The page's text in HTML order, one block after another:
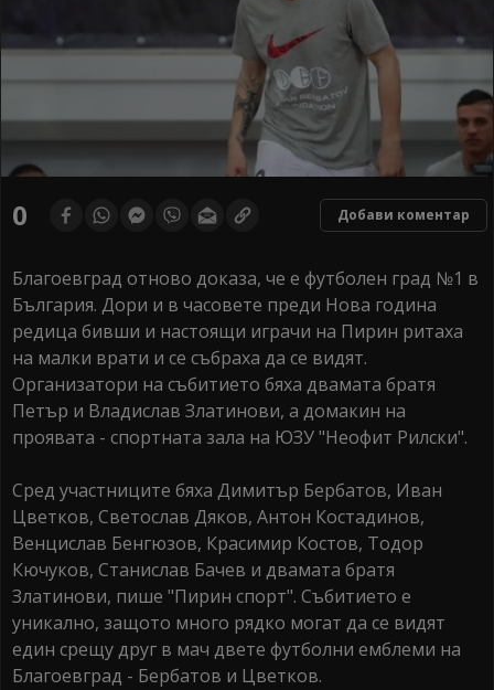
0 Добави коментар
Благоевград отново доказа, че е футболен град №1 в
България. Дори и в часовете преди Нова година
редица бивши и настоящи играчи на Пирин ритаха
на малки врати и се събраха да се видят.
Организатори на събитието бяха двамата братя
Петър и Владислав Златинови, а домакин на
проявата - спортната зала на ЮЗУ "Неофит Рилски".
Сред участниците бяха Димитър Бербатов, Иван
Цветков, Светослав Дяков, Антон Костадинов,
Венцислав Бенгюзов, Красимир Костов, Тодор
Кючуков, Станислав Бачев и двамата братя
Златинови, пише "Пирин спорт". Събитието е
уникално, защото много рядко могат да се видят
един срещу друг в мач двете футболни емблеми на
Благоевград - Бербатов и Цветков.